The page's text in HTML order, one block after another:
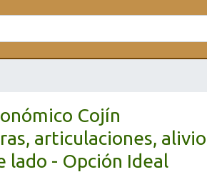
Cojín
articulaciones, alivio
lado - Opción Ideal